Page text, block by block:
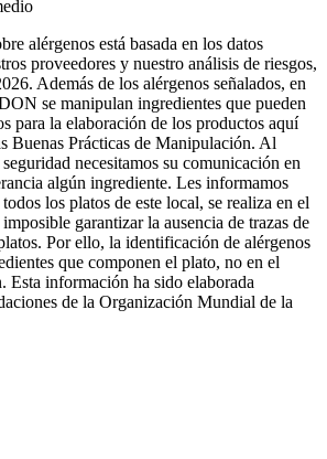
alérgenos está basada en los datos
proveedores y nuestro análisis de riesgos,
Además de los alérgenos señalados, en
se manipulan ingredientes que pueden
para la elaboración de los productos aquí
Buenas Prácticas de Manipulación. Al
necesitamos su comunicación en
algún ingrediente. Les informamos
los platos de este local, se realiza en el
garantizar la ausencia de trazas de
Por ello, la identificación de alérgenos
que componen el plato, no en el
Esta información ha sido elaborada
de la Organización Mundial de la